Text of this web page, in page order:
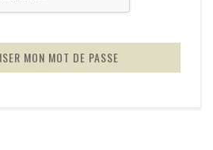
MON MOT DE PASSE